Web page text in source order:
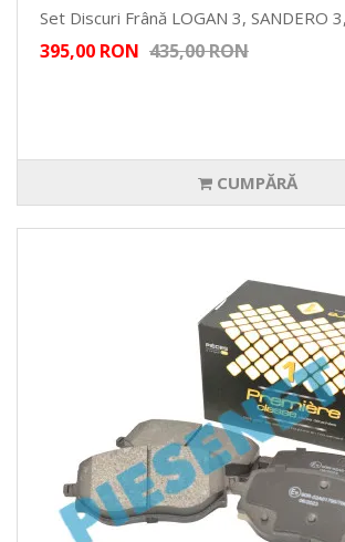
Set Discuri Frână LOGAN 3, SANDERO
395,00 RON 435,00 RON
CUMPĂRĂ